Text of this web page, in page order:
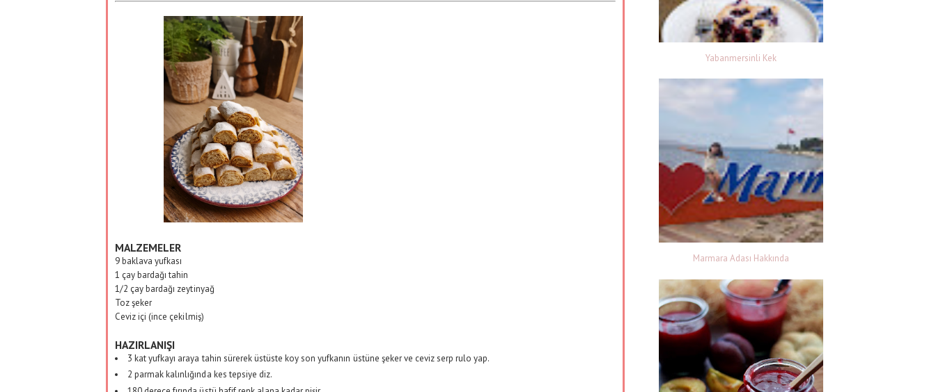
MALZEMELER
9 baklava yufkası
1 çay bardağı tahin
1/2 çay bardağı zeytinyağ
Toz şeker
Ceviz içi (ince çekilmiş)
HAZIRLANIŞI
3 kat yufkayı araya tahin sürerek üstüste koy son yufkanın üstüne şeker ve ceviz serp rulo yap.
2 parmak kalınlığında kes tepsiye diz.
Yabanmersinli Kek
Marmara Adası Hakkında